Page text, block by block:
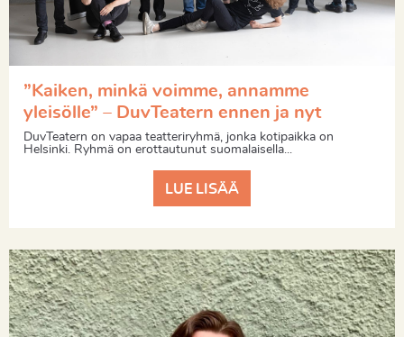
”Kaiken, minkä voimme, annamme
yleisölle” – DuvTeatern ennen ja nyt
DuvTeatern on vapaa teatteriryhmä, jonka kotipaikka on
Helsinki. Ryhmä on erottautunut suomalaisella...
LUE LISÄÄ